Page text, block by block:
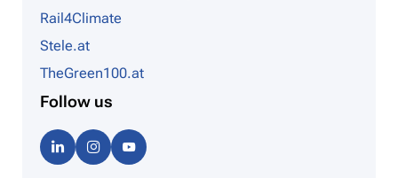
Rail4Climate
Stele.at
TheGreen100.at
Follow us
Linke Instag